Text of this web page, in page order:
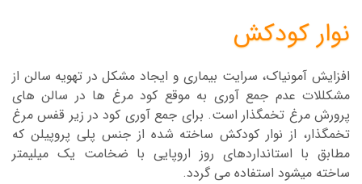
نوار کودکش
افزایش آمونیاک، سرایت بیماری و ایجاد مشکل در تهویه سالن از
مشکللات عدم جمع آوری به موقع کود مرغ ها در سالن های
پرورش مرغ تخمگذار است. برای جمع آوری کود در زیر قفس مرغ
تخمگذار، از نوار کودکش ساخته شده از جنس پلی پروپیلن که
مطابق با استانداردهای روز اروپایی با ضخامت یک میلیمتر
ساخته میشود استفاده می گردد.